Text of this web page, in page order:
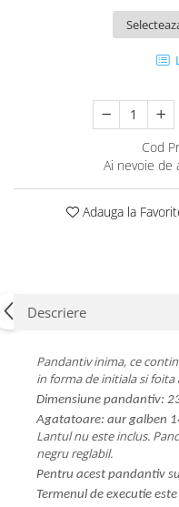
Cod
Ai nevoie de
Adauga la
Descriere
Pandantiv inima, ce
in forma de initiala si foita
Dimensiune pandantiv:
Agatatoare: aur galben
Lantul nu este inclus.
negru reglabil.
Pentru acest pandantiv
Termenul de executie